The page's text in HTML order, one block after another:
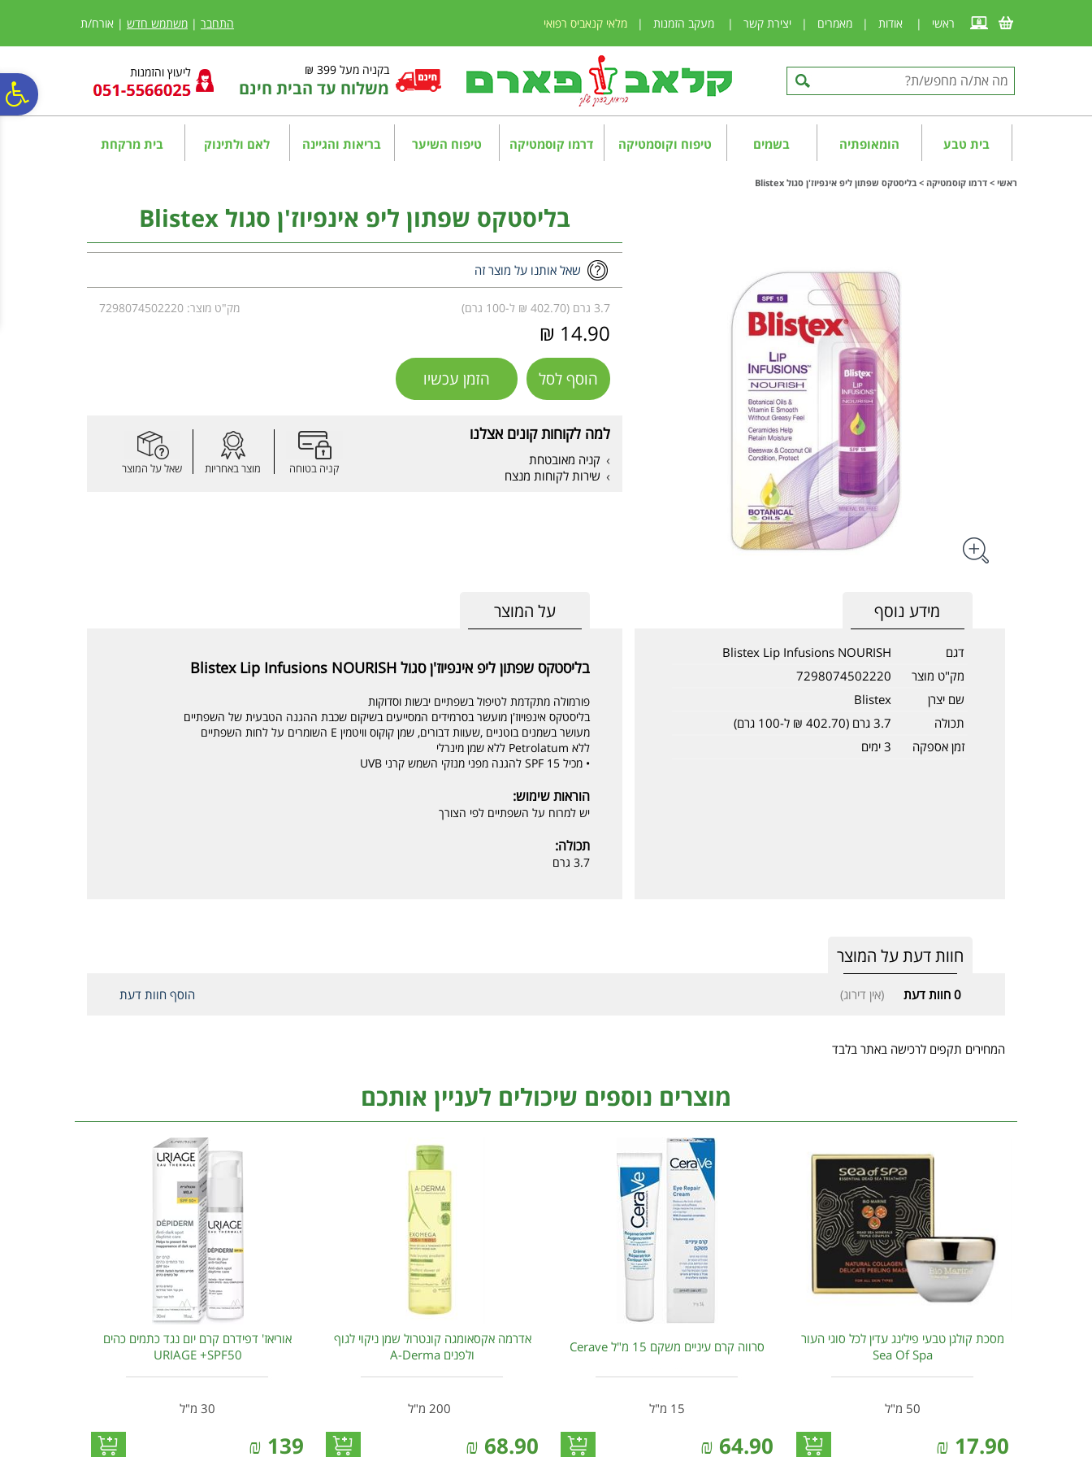
נגישות
אתר
המרכזי
ראשי | אודות | מאמרים | יצירת קשר | מעקב הזמנות | מלאי קנאביס רפואי התחבר | משתמש חדש | אורח/ת
בקניה מעל 399 ₪
משלוח עד הבית חינם
ליעוץ והזמנות
בית טבע הומאופתיה בשמים טיפוח וקוסמטיקה דרמו קוסמטיקה טיפוח השיער בריאות והגיינה לאם ולתינוק בית מרקחת
ראשי > דרמו קוסמטיקה > בליסטקס שפתון ליפ אינפיוז'ן סגול Blistex
בליסטקס שפתון ליפ אינפיוז'ן סגול Blistex
שאל אותנו על מוצר זה
3.7 גרם (402.70 ₪ ל-100 גרם) מק"ט מוצר: 7298074502220
14.90 ₪
הוסף לסל הזמן עכשיו
למה לקוחות קונים אצלנו
קניה מאובטחת
שירות לקוחות מנצח
קניה בטוחה מוצר באחריות שאל על המוצר
על המוצר
בליסטקס שפתון ליפ אינפיוז'ן סגול Blistex Lip Infusions NOURISH
פורמולה מתקדמת לטיפול בשפתיים יבשות וסדוקות
בליסטקס אינפויוז'ן מועשר בסרמידים המסייעים בשיקום שכבת ההגנה הטבעית של השפתיים
מעושר בשמנים בוטניים ,שעוות דבורים, שמן קוקוס וויטמין E השומרים על לחות השפתיים
ללא Petrolatum ללא שמן מינרלי
• מכיל SPF 15 להגנה מפני מנזקי השמש קרני UVB
הוראות שימוש:
יש למרוח על השפתיים לפי הצורך
תכולה:
3.7 גרם
מידע נוסף
דגם
Blistex Lip Infusions NOURISH
מק"ט מוצר
7298074502220
שם יצרן
Blistex
תכולה
3.7 גרם (402.70 ₪ ל-100 גרם)
זמן אספקה
3 ימים
חוות דעת על המוצר
0 חוות דעת (אין דירוג) הוסף חוות דעת
המחירים תקפים לרכישה באתר בלבד
מוצרים נוספים שיכולים לעניין אותכם
מסכת קולגן טבעי פילינג עדין לכל סוגי העור
Sea Of Spa
50 מ"ל
17.90
₪
סרווה קרם עיניים משקם 15 מ"ל Cerave
15 מ"ל
64.90
₪
אדרמה אקסאומגה קונטרול שמן ניקוי לגוף
ולפנים A-Derma
68.90
₪
אוריאז' דפידרם קרם יום נגד כתמים כהים
URIAGE +SPF50
30 מ"ל
139
₪